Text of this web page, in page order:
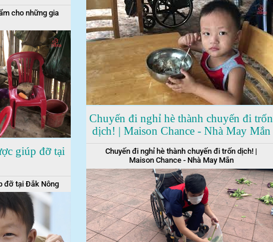
cho những gia
Chuyến đi nghỉ hè thành chuyến đi trốn
dịch! | Maison Chance - Nhà May Mắn
Chuyến đi nghỉ hè thành chuyến đi trốn dịch! |
Maison Chance - Nhà May Mắn
giúp đỡ tại
đỡ tại Đắk Nông